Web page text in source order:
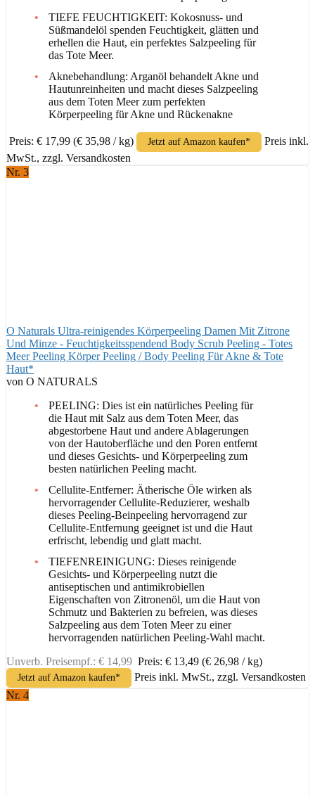
TIEFE FEUCHTIGKEIT: Kokosnuss- und
Süßmandelöl spenden Feuchtigkeit, glätten und
erhellen die Haut, ein perfektes Salzpeeling für
das Tote Meer.
Aknebehandlung: Arganöl behandelt Akne und
Hautunreinheiten und macht dieses Salzpeeling
aus dem Toten Meer zum perfekten
Körperpeeling für Akne und Rückenakne
Preis: € 17,99 (€ 35,98 / kg) Jetzt auf Amazon kaufen*
Preis inkl.
MwSt., zzgl. Versandkosten
Nr. 3
O Naturals Ultra-reinigendes Körperpeeling Damen Mit Zitrone
Und Minze - Feuchtigkeitsspendend Body Scrub Peeling - Totes
Meer Peeling Körper Peeling / Body Peeling Für Akne & Tote
Haut*
von O NATURALS
PEELING: Dies ist ein natürliches Peeling für
die Haut mit Salz aus dem Toten Meer, das
abgestorbene Haut und andere Ablagerungen
von der Hautoberfläche und den Poren entfernt
und dieses Gesichts- und Körperpeeling zum
besten natürlichen Peeling macht.
Cellulite-Entferner: Ätherische Öle wirken als
hervorragender Cellulite-Reduzierer, weshalb
dieses Peeling-Beinpeeling hervorragend zur
Cellulite-Entfernung geeignet ist und die Haut
erfrischt, lebendig und glatt macht.
TIEFENREINIGUNG: Dieses reinigende
Gesichts- und Körperpeeling nutzt die
antiseptischen und antimikrobiellen
Eigenschaften von Zitronenöl, um die Haut von
Schmutz und Bakterien zu befreien, was dieses
Salzpeeling aus dem Toten Meer zu einer
hervorragenden natürlichen Peeling-Wahl macht.
Unverb. Preisempf.: € 14,99 Preis: € 13,49 (€ 26,98 / kg)
Jetzt auf Amazon kaufen*
Preis inkl. MwSt., zzgl. Versandkosten
Nr. 4